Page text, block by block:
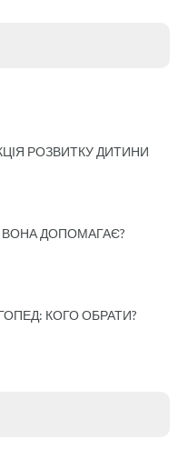
РОЗВИТКУ ДИТИНИ
ВОНА ДОПОМАГАЄ?
КОГО ОБРАТИ?